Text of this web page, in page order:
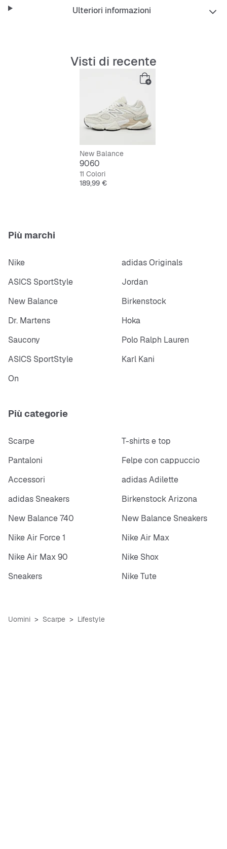
sono ideali per chi cerca un look casual
accompagna con comodità e stile.
Intersuola traspirante ed elastica per il massimo
Suola esterna robusta e antiscivolo con alta
Stabilizzazione quotidiana, facile da pulire e
Ulteriori informazioni
Visti di recente
New Balance
9060
11 Colori
Prezzo
189,99 €
Più marchi
Nike
adidas Originals
ASICS SportStyle
Jordan
New Balance
Birkenstock
Dr. Martens
Hoka
Saucony
Polo Ralph Lauren
ASICS SportStyle
Karl Kani
On
Più categorie
Scarpe
T-shirts e top
Pantaloni
Felpe con cappuccio
Accessori
adidas Adilette
adidas Sneakers
Birkenstock Arizona
New Balance 740
New Balance Sneakers
Nike Air Force 1
Nike Air Max
Nike Air Max 90
Nike Shox
Sneakers
Nike Tute
Uomini Scarpe Lifestyle